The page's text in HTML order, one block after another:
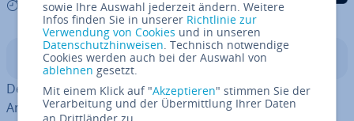
2 mins
In­halts­ver­zeich­nis
Der Webalizer ist eine kos­ten­lo­se Open-Source-
Anwendung zur Analyse von Apache-Log­da­tei­en. Er
sowie Ihre Auswahl jederzeit ändern. Weitere
Infos finden Sie in unserer Richtlinie zur
Verwendung von Cookies und in unseren
Datenschutzhinweisen. Technisch notwendige
Cookies werden auch bei der Auswahl von
ablehnen gesetzt.
Mit einem Klick auf "Akzeptieren" stimmen Sie der
Verarbeitung und der Übermittlung Ihrer Daten